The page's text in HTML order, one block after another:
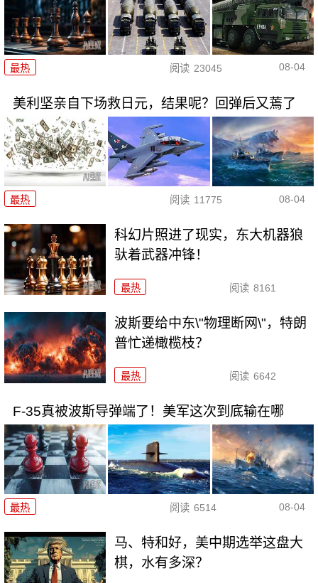
最热 阅读 23045 08-04
美利坚亲自下场救日元，结果呢？回弹后又蔫了
最热 阅读 11775 08-04
科幻片照进了现实，东大机器狼
驮着武器冲锋！
最热 阅读 8161
波斯要给中东\"物理断网\"，特朗
普忙递橄榄枝？
最热 阅读 6642
F-35真被波斯导弹端了！美军这次到底输在哪
最热 阅读 6514 08-04
马、特和好，美中期选举这盘大
棋，水有多深？